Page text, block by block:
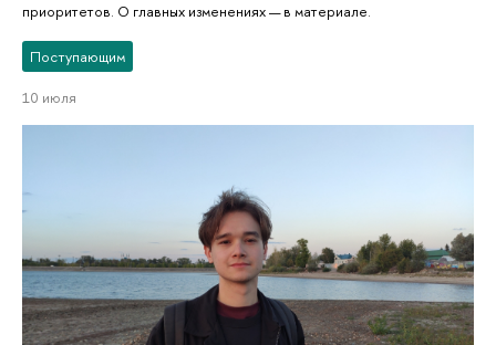
приоритетов. О главных изменениях — в материале.
Поступающим
10 июля